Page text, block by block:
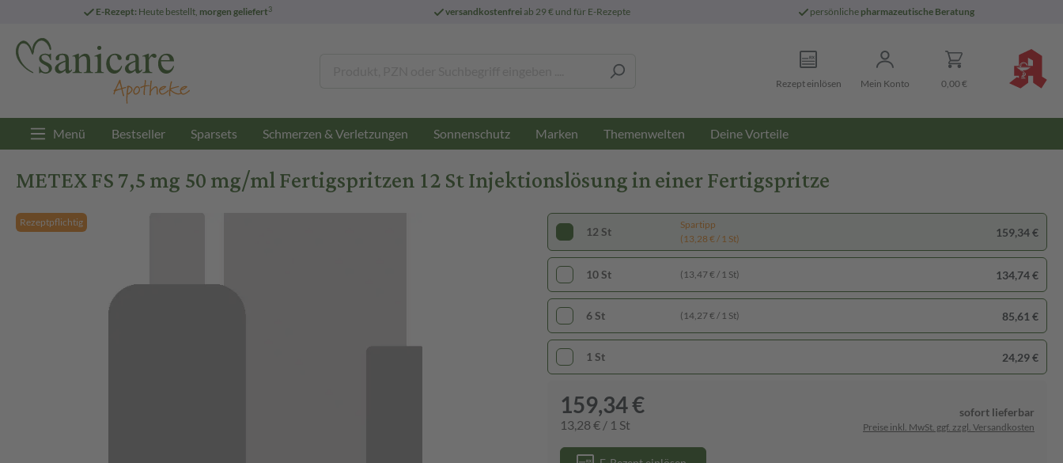
E-Rezept: Heute bestellt, morgen geliefert3 versandkostenfreiab 29 € und für E-Rezepte persönliche pharmazeutische Beratung
Rezept einlösen Mein Konto 0,00 €
Menü Bestseller Sparsets Schmerzen & Verletzungen Sonnenschutz Marken Themenwelten Deine Vorteile
METEX FS 7,5 mg 50 mg/ml Fertigspritzen 12 St Injektionslösung in einer Fertigspritze
Rezeptpflichtig
12 St
Spartipp
(13,28 € / 1 St)
159,34 €
10 St (13,47 € / 1 St) 134,74 €
6 St (14,27 € / 1 St) 85,61 €
1 St 24,29 €
159,34 €
13,28 € / 1 St
sofort lieferbar
Preise inkl. MwSt. ggf. zzgl. Versandkosten